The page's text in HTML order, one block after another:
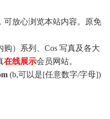
可放心浏览本站内容。原免
）系列、Cos 写真及各大
在线展示会员网站。
(b,可以是[任意数字/字母])